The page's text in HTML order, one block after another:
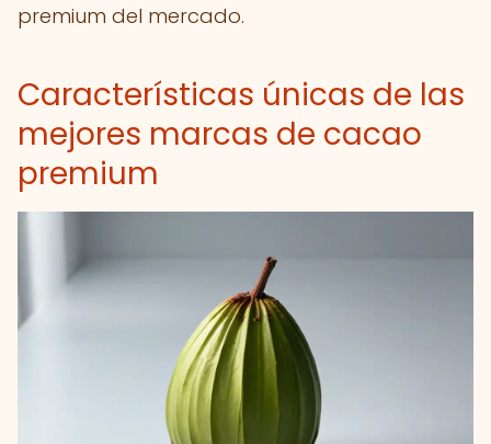
premium del mercado.
Características únicas de las
mejores marcas de cacao
premium